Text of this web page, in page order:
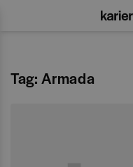
Tag: Armada